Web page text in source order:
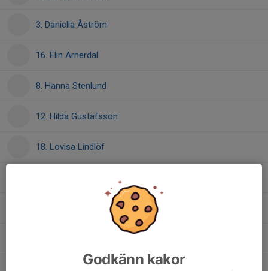
3. Daniella Åström
16. Elin Arnerdal
8. Hanna Stenlund
12. Hilda Gustafsson
18. Lovisa Lindlöf
Godkänn kakor